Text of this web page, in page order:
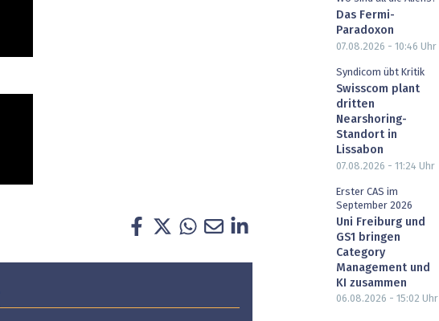
Das Fermi-
Paradoxon
07.08.2026 - 10:46 Uhr
Syndicom übt Kritik
Swisscom plant
dritten
Nearshoring-
Standort in
Lissabon
07.08.2026 - 11:24 Uhr
Erster CAS im
September 2026
Uni Freiburg und
GS1 bringen
Category
Management und
KI zusammen
06.08.2026 - 15:02 Uhr